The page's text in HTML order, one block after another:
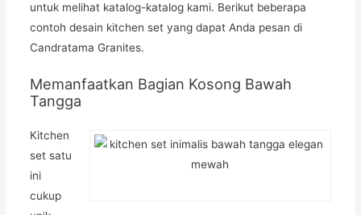
untuk melihat katalog-katalog kami. Berikut beberapa
contoh desain kitchen set yang dapat Anda pesan di
Candratama Granites.
Memanfaatkan Bagian Kosong Bawah
Tangga
Kitchen
set satu
ini
cukup